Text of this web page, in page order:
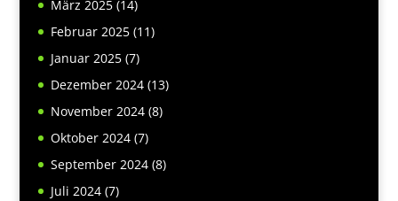
März 2025(14)
Februar 2025(11)
Januar 2025(7)
Dezember 2024(13)
November 2024(8)
Oktober 2024(7)
September 2024(8)
Juli 2024(7)